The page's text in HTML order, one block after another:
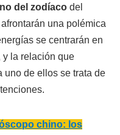
del zodíaco del
afrontarán una polémica
se centrarán en
y la relación que
uno de ellos se trata de
chino: los